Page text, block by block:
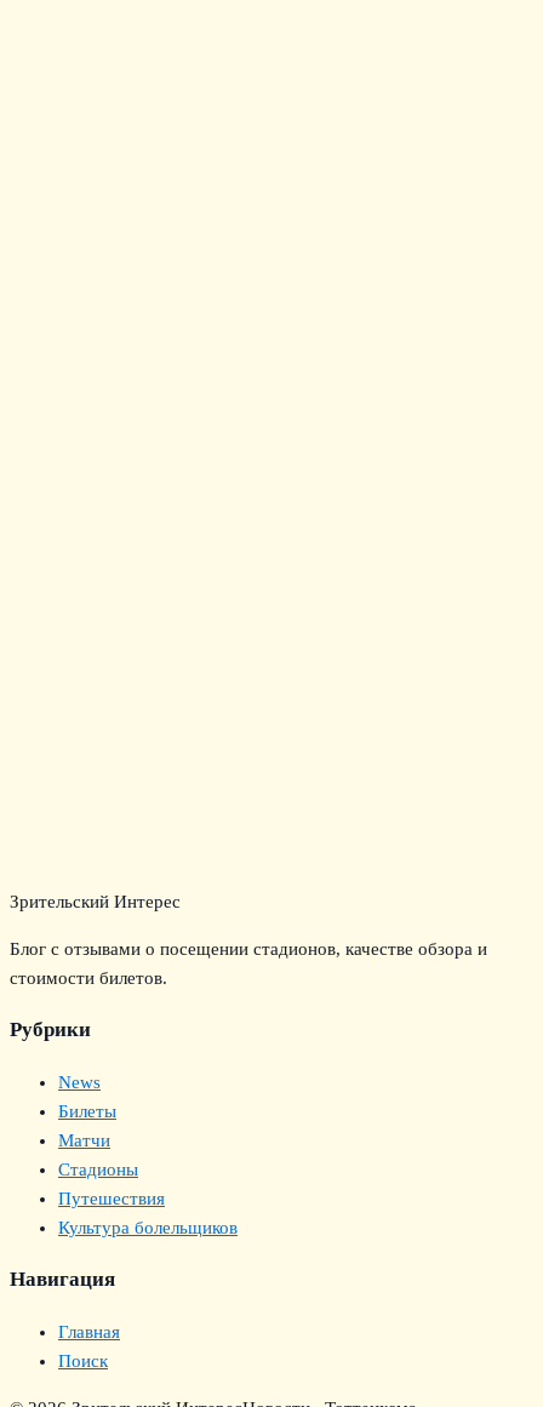
Зрительский Интерес
Блог с отзывами о посещении стадионов, качестве обзора и
стоимости билетов.
Рубрики
News
Билеты
Матчи
Стадионы
Путешествия
Культура болельщиков
Навигация
Главная
Поиск